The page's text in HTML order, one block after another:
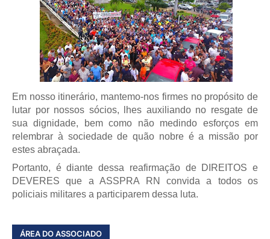
Em nosso itinerário, mantemo-nos firmes no propósito de
lutar por nossos sócios, lhes auxiliando no resgate de
sua dignidade, bem como não medindo esforços em
relembrar à sociedade de quão nobre é a missão por
estes abraçada.
Portanto, é diante dessa reafirmação de DIREITOS e
DEVERES que a ASSPRA RN convida a todos os
policiais militares a participarem dessa luta.
ÁREA DO ASSOCIADO